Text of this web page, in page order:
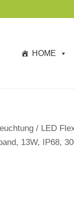
HOME
/ LED
13W, IP68,